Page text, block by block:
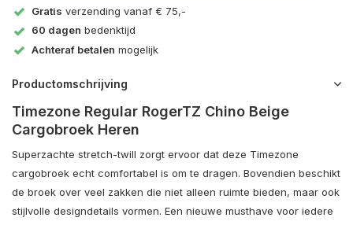
Gratis verzending vanaf € 75,-
60 dagen bedenktijd
Achteraf betalen mogelijk
Productomschrijving
Timezone Regular RogerTZ Chino Beige
Cargobroek Heren
Superzachte stretch-twill zorgt ervoor dat deze Timezone
cargobroek echt comfortabel is om te dragen. Bovendien beschikt
de broek over veel zakken die niet alleen ruimte bieden, maar ook
stijlvolle designdetails vormen. Een nieuwe musthave voor iedere